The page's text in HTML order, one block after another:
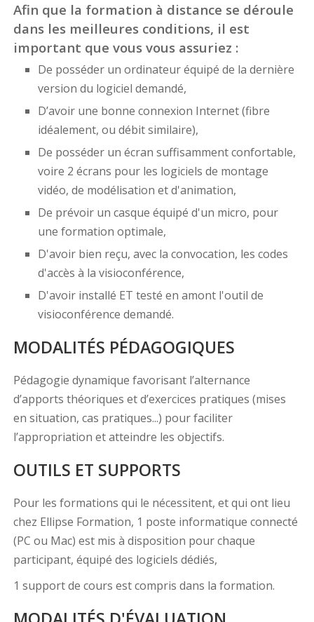
Afin que la formation à distance se déroule
dans les meilleures conditions, il est
important que vous vous assuriez :
De posséder un ordinateur équipé de la dernière
version du logiciel demandé,
D’avoir une bonne connexion Internet (fibre
idéalement, ou débit similaire),
De posséder un écran suffisamment confortable,
voire 2 écrans pour les logiciels de montage
vidéo, de modélisation et d'animation,
De prévoir un casque équipé d'un micro, pour
une formation optimale,
D'avoir bien reçu, avec la convocation, les codes
d'accès à la visioconférence,
D'avoir installé ET testé en amont l'outil de
visioconférence demandé.
MODALITÉS PÉDAGOGIQUES
Pédagogie dynamique favorisant l’alternance
d’apports théoriques et d’exercices pratiques (mises
en situation, cas pratiques...) pour faciliter
l’appropriation et atteindre les objectifs.
OUTILS ET SUPPORTS
Pour les formations qui le nécessitent, et qui ont lieu
chez Ellipse Formation, 1 poste informatique connecté
(PC ou Mac) est mis à disposition pour chaque
participant, équipé des logiciels dédiés,
1 support de cours est compris dans la formation.